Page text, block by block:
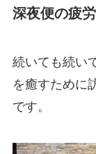
深夜便の疲
続いても続い
を癒すために
です。